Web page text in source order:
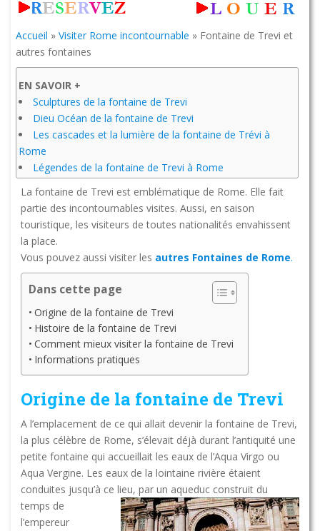
Accueil » Visiter Rome incontournable » Fontaine de Trevi et
autres fontaines
EN SAVOIR +
Sculptures de la fontaine de Trevi
Dieu Océan de la fontaine de Trevi
Les cascades et la lumière de la fontaine de Trévi à
Rome
Légendes de la fontaine de Trevi à Rome
La fontaine de Trevi est emblématique de Rome. Elle fait
partie des incontournables visites. Aussi, en saison
touristique, les visiteurs de toutes nationalités envahissent
la place.
Vous pouvez aussi visiter les autres Fontaines de Rome.
Dans cette page
Origine de la fontaine de Trevi
Histoire de la fontaine de Trevi
Comment mieux visiter la fontaine de Trevi
Informations pratiques
Origine de la fontaine de Trevi
A l’emplacement de ce qui allait devenir la fontaine de Trevi,
la plus célèbre de Rome, s’élevait déjà durant l’antiquité une
petite fontaine qui accueillait les eaux de l’Aqua Virgo ou
Aqua Vergine. Les eaux de la lointaine rivière étaient
conduites jusqu’à ce lieu, par un aqueduc construit du
temps de
l’empereur